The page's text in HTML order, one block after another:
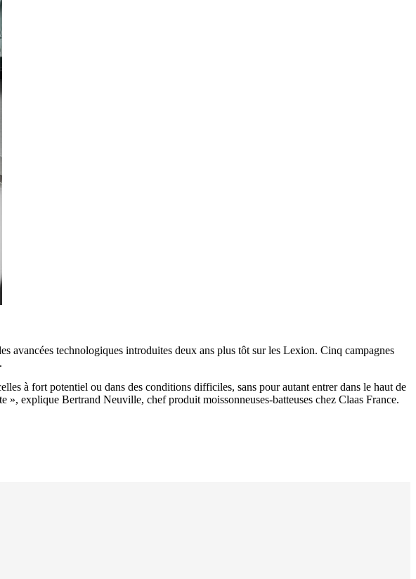
avancées technologiques introduites deux ans plus tôt sur les Lexion. Cinq campagnes
à fort potentiel ou dans des conditions difficiles, sans pour autant entrer dans le haut de
explique Bertrand Neuville, chef produit moissonneuses-­batteuses chez Claas France.